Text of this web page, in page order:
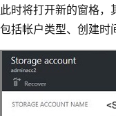
此时将打开新的窗格
包括帐户类型、创建时